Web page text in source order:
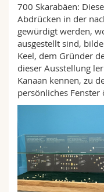
700 Skarabäen:
Abdrücken in der
gewürdigt werden,
ausgestellt sind,
Keel, dem Gründer
dieser Ausstellung
Kanaan kennen, zu
persönliches Fenster